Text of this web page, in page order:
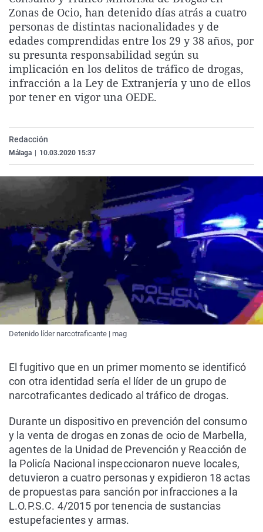
La rosa de los vientos
Gente viajera
Como el perro y el
Caso
Retornados
Equipo de
Operación Viuda
Extremadura
Galicia
La Rioja
Navarra
País Vasco
Virales
Televisión
Elecciones
Zonas de Ocio, han detenido días atrás a cuatro
personas de distintas nacionalidades y de
edades comprendidas entre los 29 y 38 años, por
su presunta responsabilidad según su
implicación en los delitos de tráfico de drogas,
infracción a la Ley de Extranjería y uno de ellos
por tener en vigor una OEDE.
Redacción
Málaga 10.03.2020 15:37
Detenido líder narcotraficante | mag
El fugitivo que en un primer momento se identificó
con otra identidad sería el líder de un grupo de
narcotraficantes dedicado al tráfico de drogas.
Durante un dispositivo en prevención del consumo
y la venta de drogas en zonas de ocio de Marbella,
agentes de la Unidad de Prevención y Reacción de
la Policía Nacional inspeccionaron nueve locales,
detuvieron a cuatro personas y expidieron 18 actas
de propuestas para sanción por infracciones a la
L.O.P.S.C. 4/2015 por tenencia de sustancias
estupefacientes y armas.